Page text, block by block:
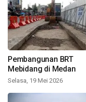
Pembangunan BRT
Mebidang di Medan
Selasa, 19 Mei 2026